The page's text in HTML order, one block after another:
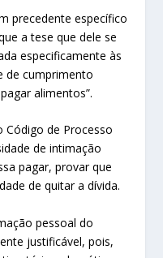
precedente específico
a tese que dele se
especificamente às
de cumprimento
alimentos”.
Código de Processo
de intimação
pagar, provar que
de quitar a dívida.
pessoal do
justificável, pois,